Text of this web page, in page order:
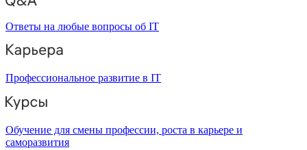
Ответы на любые вопросы об IT
Профессиональное развитие в IT
Обучение для смены профессии, роста в карьере и
саморазвития